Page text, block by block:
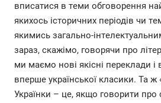
вписатися в теми обговорення
якихось історичних періодів чи
якимись загально-
зараз, скажімо, говорячи про
ми маємо нові якісні переклади
вперше української класики. Та ж
Українки – це, якщо говорити про